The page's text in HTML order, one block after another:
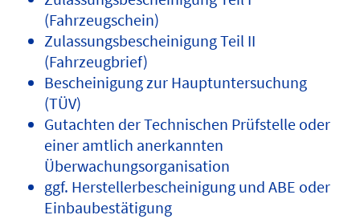
(Fahrzeugschein)
Zulassungsbescheinigung Teil II
(Fahrzeugbrief)
Bescheinigung zur Hauptuntersuchung
(TÜV)
Gutachten der Technischen Prüfstelle oder
einer amtlich anerkannten
Überwachungsorganisation
ggf. Herstellerbescheinigung und ABE oder
Einbaubestätigung